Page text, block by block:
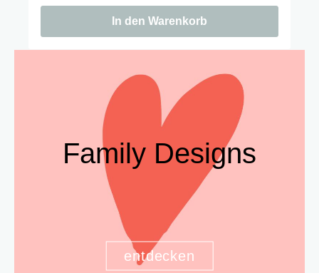
In den Warenkorb
Family Designs
entdecken